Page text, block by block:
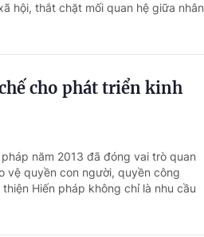
hội, thắt chặt mối quan hệ giữa nhân
cho phát triển kinh
năm 2013 đã đóng vai trò quan
vệ quyền con người, quyền công
Hiến pháp không chỉ là nhu cầu